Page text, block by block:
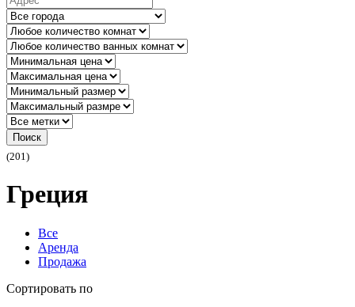
Поиск
(201)
Греция
Все
Аренда
Продажа
Сортировать по